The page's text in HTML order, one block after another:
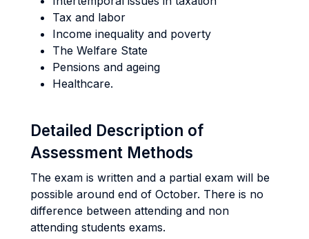
Tax and labor
Income inequality and poverty
The Welfare State
Pensions and ageing
Healthcare.
Detailed Description of
Assessment Methods
The exam is written and a partial exam will be
possible around end of October. There is no
difference between attending and non
attending students exams.